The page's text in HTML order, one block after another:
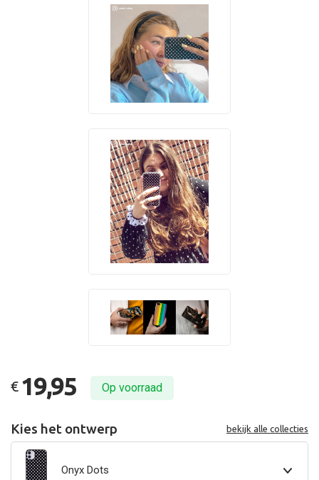
€ 19,95 Op voorraad
Kies het ontwerp bekijk alle collecties
Onyx Dots